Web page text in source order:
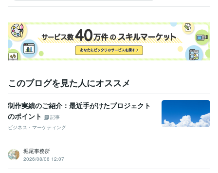
このブログを見た人にオススメ
制作実績のご紹介：最近手がけたプロジェクト
のポイント
記事
ビジネス・マーケティング
堀尾事務所
2026/08/06 12:07